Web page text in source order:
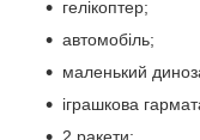
гелікоптер;
автомобіль;
маленький
іграшкова
2 ракети;